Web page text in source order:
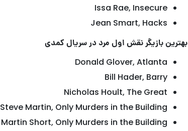
Issa Rae, Insecure
Jean Smart, Hacks
بهترین بازیگر نقش اول مرد در سریال کمدی
Donald Glover, Atlanta
Bill Hader, Barry
Nicholas Hoult, The Great
Steve Martin, Only Murders in the Building
Martin Short, Only Murders in the Building